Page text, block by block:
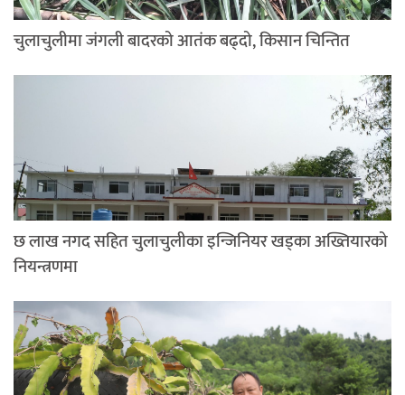
चुलाचुलीमा जंगली बादरको आतंक बढ्दो, किसान चिन्तित
छ लाख नगद सहित चुलाचुलीका इन्जिनियर खड्का अख्तियारको
नियन्त्रणमा